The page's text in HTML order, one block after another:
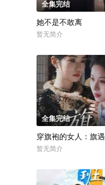
全集完结
她不是不敢离
暂无简介
全集完结
穿旗袍的女人：旗遇
暂无简介